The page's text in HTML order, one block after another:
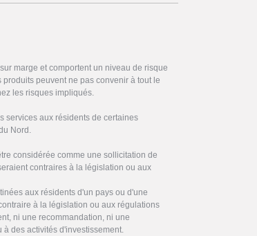
marge et comportent un niveau de risque
peuvent ne pas convenir à tout le
les risques impliqués.
services aux résidents de certaines
Nord.
considérée comme une sollicitation de
contraires à la législation ou aux
aux résidents d'un pays ou d'une
à la législation ou aux régulations
ni une recommandation, ni une
des activités d'investissement.